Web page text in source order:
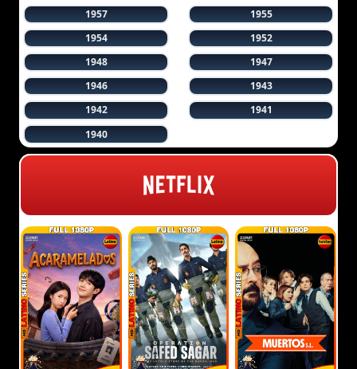
1957
1955
1954
1952
1948
1947
1946
1943
1942
1941
1940